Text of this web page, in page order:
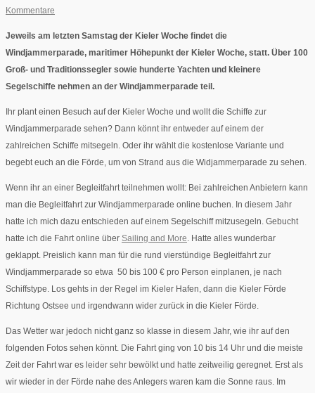
Kommentare
Jeweils am letzten Samstag der Kieler Woche findet die
Windjammerparade, maritimer Höhepunkt der Kieler Woche, statt. Über 100
Groß- und Traditionssegler sowie hunderte Yachten und kleinere
Segelschiffe nehmen an der Windjammerparade teil.
Ihr plant einen Besuch auf der Kieler Woche und wollt die Schiffe zur
Windjammerparade sehen? Dann könnt ihr entweder auf einem der
zahlreichen Schiffe mitsegeln. Oder ihr wählt die kostenlose Variante und
begebt euch an die Förde, um von Strand aus die Widjammerparade zu sehen.
Wenn ihr an einer Begleitfahrt teilnehmen wollt: Bei zahlreichen Anbietern kann
man die Begleitfahrt zur Windjammerparade online buchen. In diesem Jahr
hatte ich mich dazu entschieden auf einem Segelschiff mitzusegeln. Gebucht
hatte ich die Fahrt online über Sailing and More. Hatte alles wunderbar
geklappt. Preislich kann man für die rund vierstündige Begleitfahrt zur
Windjammerparade so etwa 50 bis 100 € pro Person einplanen, je nach
Schiffstype. Los gehts in der Regel im Kieler Hafen, dann die Kieler Förde
Richtung Ostsee und irgendwann wider zurück in die Kieler Förde.
Das Wetter war jedoch nicht ganz so klasse in diesem Jahr, wie ihr auf den
folgenden Fotos sehen könnt. Die Fahrt ging von 10 bis 14 Uhr und die meiste
Zeit der Fahrt war es leider sehr bewölkt und hatte zeitweilig geregnet. Erst als
wir wieder in der Förde nahe des Anlegers waren kam die Sonne raus. Im